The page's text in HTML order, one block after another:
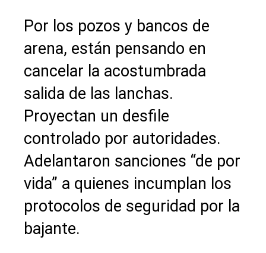
Por los pozos y bancos de
arena, están pensando en
cancelar la acostumbrada
salida de las lanchas.
Proyectan un desfile
controlado por autoridades.
Adelantaron sanciones “de por
vida” a quienes incumplan los
protocolos de seguridad por la
bajante.